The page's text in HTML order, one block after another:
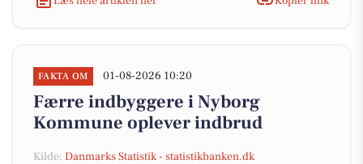
FAKTA OM 01-08-2026 10:20
Færre indbyggere i Nyborg
Kommune oplever indbrud
Kilde: Danmarks Statistik - statistikbanken.dk